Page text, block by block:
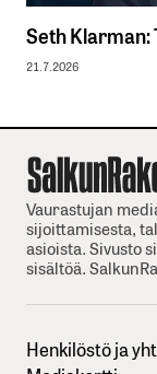
Seth
21.7.2026
Vaurastujan
sijoittamisesta,
asioista. Sivusto
sisältöä.
Henkilöstö ja